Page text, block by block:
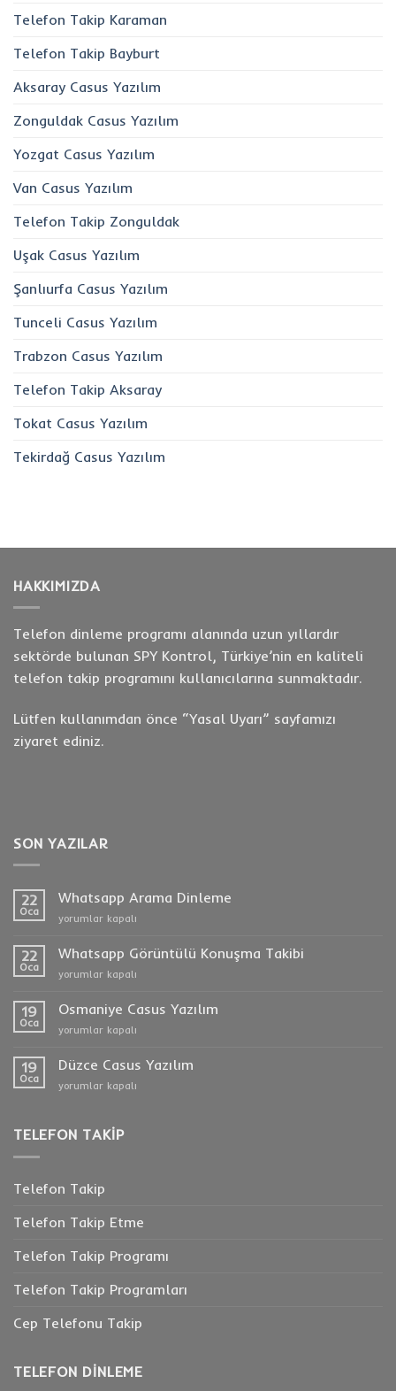
Telefon Takip Karaman
Telefon Takip Bayburt
Aksaray Casus Yazılım
Zonguldak Casus Yazılım
Yozgat Casus Yazılım
Van Casus Yazılım
Telefon Takip Zonguldak
Uşak Casus Yazılım
Şanlıurfa Casus Yazılım
Tunceli Casus Yazılım
Trabzon Casus Yazılım
Telefon Takip Aksaray
Tokat Casus Yazılım
Tekirdağ Casus Yazılım
HAKKIMIZDA
Telefon dinleme programı alanında uzun yıllardır
sektörde bulunan SPY Kontrol, Türkiye’nin en kaliteli
telefon takip programını kullanıcılarına sunmaktadır.
Lütfen kullanımdan önce “Yasal Uyarı” sayfamızı
ziyaret ediniz.
SON YAZILAR
22
Oca
Whatsapp Arama Dinleme
Whatsapp
Dinleme
yorumlar kapalı
22
Oca
Whatsapp Görüntülü Konuşma Takibi
Whatsapp
Konuşma
için
yorumlar kapalı
19
Oca
Osmaniye Casus Yazılım
Osmaniye
Yazılım
yorumlar kapalı
19
Oca
Düzce Casus Yazılım
Düzce
için
yorumlar kapalı
TELEFON TAKIP
Telefon Takip
Telefon Takip Etme
Telefon Takip Programı
Telefon Takip Programları
Cep Telefonu Takip
TELEFON DINLEME